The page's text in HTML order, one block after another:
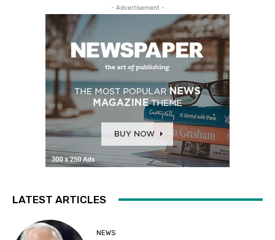
- Advertisement -
LATEST ARTICLES
NEWS